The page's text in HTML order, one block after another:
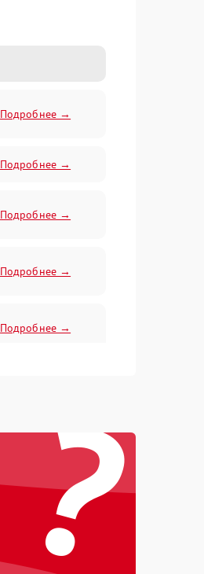
Подробнее →
Подробнее →
Подробнее →
Подробнее →
Подробнее →
Подробнее →
Подробнее →
Подробнее →
?